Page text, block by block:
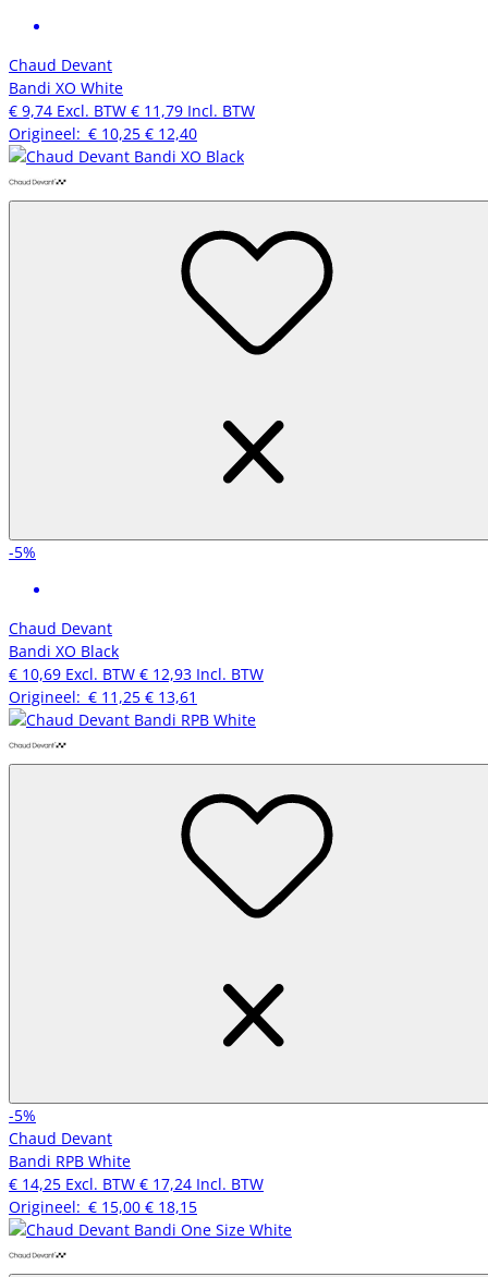
Chaud Devant
Bandi XO White
€ 9,74 Excl. BTW € 11,79 Incl. BTW
Origineel: € 10,25 € 12,40
-5%
Chaud Devant
Bandi XO Black
€ 10,69 Excl. BTW € 12,93 Incl. BTW
Origineel: € 11,25 € 13,61
-5%
Chaud Devant
Bandi RPB White
€ 14,25 Excl. BTW € 17,24 Incl. BTW
Origineel: € 15,00 € 18,15